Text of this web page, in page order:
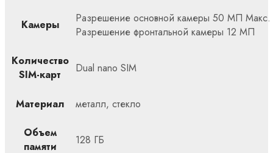
Камеры
Разрешение основной камеры 50 МП
Разрешение фронтальной камеры 12 МП
Количество
SIM-карт
Dual nano SIM
Материал металл, стекло
Объем
памяти
128 ГБ